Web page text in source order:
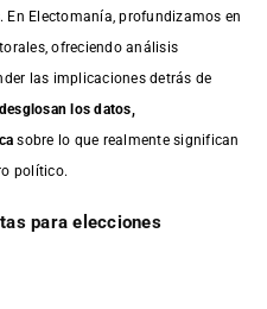
Electomanía, profundizamos en
ofreciendo análisis
las implicaciones detrás de
los datos,
sobre lo que realmente significan
político.
para elecciones